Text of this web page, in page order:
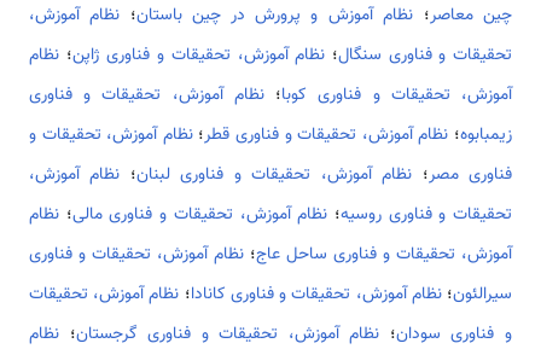
چین معاصر؛ نظام آموزش و پرورش در چین باستان؛ نظام آموزش،
تحقیقات و فناوری سنگال؛ نظام آموزش، تحقیقات و فناوری ژاپن؛ نظام
آموزش، تحقیقات و فناوری کوبا؛نظام آموزش، تحقیقات و فناوری
زیمبابوه؛ نظام آموزش، تحقیقات و فناوری قطر؛نظام آموزش، تحقیقات و
فناوری مصر؛ نظام آموزش، تحقیقات و فناوری لبنان؛ نظام آموزش،
تحقیقات و فناوری روسیه؛ نظام آموزش، تحقیقات و فناوری مالی؛ نظام
آموزش، تحقیقات و فناوری ساحل عاج؛ نظام آموزش، تحقیقات و فناوری
سیرالئون؛نظام آموزش، تحقیقات و فناوری کانادا؛ نظام آموزش، تحقیقات
و فناوری سودان؛ نظام آموزش، تحقیقات و فناوری گرجستان؛ نظام